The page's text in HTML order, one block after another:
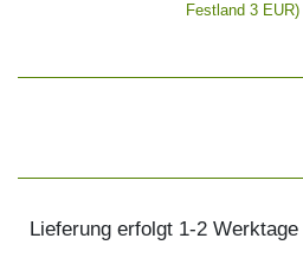
Festland 3 EUR)
Lieferung erfolgt 1-2